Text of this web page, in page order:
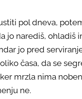
pol dneva,
jo narediš, ohladiš
jo pred
časa, da se
mrzla nima
ne.